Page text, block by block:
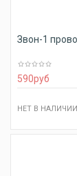
Звон-1
590руб
НЕТ В НАЛИЧИИ